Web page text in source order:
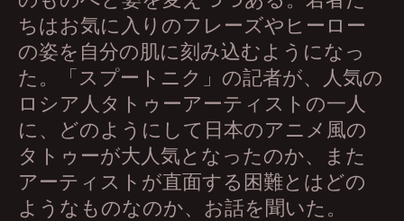
ちはお気に入りのフレーズやヒーロー
の姿を自分の肌に刻み込むようになっ
た。「スプートニク」の記者が、人気の
ロシア人タトゥーアーティストの一人
に、どのようにして日本のアニメ風の
タトゥーが大人気となったのか、また
アーティストが直面する困難とはどの
ようなものなのか、お話を聞いた。